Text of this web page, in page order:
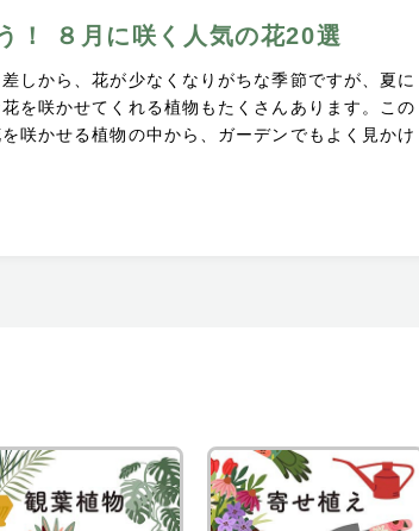
！ ８月に咲く人気の花20選
しから、花が少なくなりがちな季節ですが、夏に
を咲かせてくれる植物もたくさんあります。この
咲かせる植物の中から、ガーデンでもよく見かけ